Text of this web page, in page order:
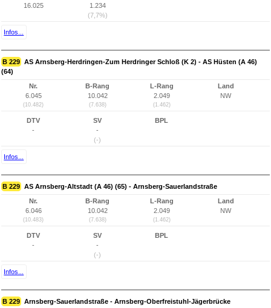
16.025
1.234
(7,7%)
Infos...
B 229 AS Arnsberg-Herdringen-Zum Herdringer Schloß (K 2) - AS Hüsten (A 46)
(64)
Nr.
6.045
(10.482)
B-Rang
10.042
(7.638)
L-Rang
2.049
(1.462)
Land
NW
DTV
-
SV
-
(-)
BPL
Infos...
B 229 AS Arnsberg-Altstadt (A 46) (65) - Arnsberg-Sauerlandstraße
Nr.
6.046
(10.483)
B-Rang
10.042
(7.638)
L-Rang
2.049
(1.462)
Land
NW
DTV
-
SV
-
(-)
BPL
Infos...
B 229 Arnsberg-Sauerlandstraße - Arnsberg-Oberfreistuhl-Jägerbrücke